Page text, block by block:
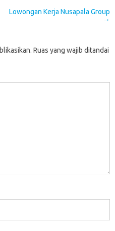
Lowongan Kerja Nusapala Group
→
Ruas yang wajib ditandai